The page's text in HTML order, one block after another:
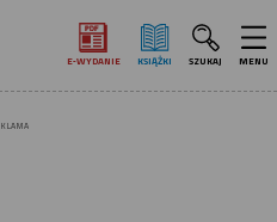
E‑WYDANIE KSIĄŻKI SZUKAJ MENU